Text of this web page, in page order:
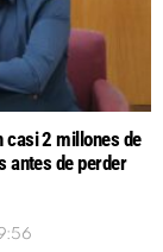
casi 2 millones de
antes de perder